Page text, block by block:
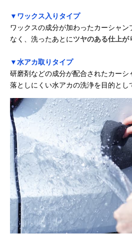
▼ワックス入りタイプ
ワックスの成分が加わったカーシャ
なく、洗ったあとにツヤのある仕上が
▼水アカ取りタイプ
研磨剤などの成分が配合されたカーシ
落としにくい水アカの洗浄を目的とし